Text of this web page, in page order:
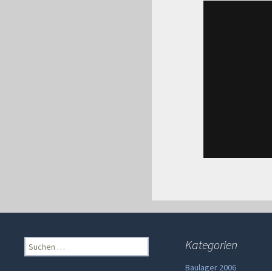
Suchen
nach:
Kategorien
Baulager 2006